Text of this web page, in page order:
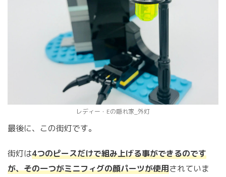
レディー・Eの隠れ家_外灯
最後に、この街灯です。
街灯は4つのピースだけで組み上げる事ができるのです
が、その一つがミニフィグの顔パーツが使用されていま